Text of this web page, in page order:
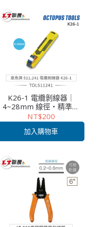
K26-1 電纜剝線器｜
4~28mm 線徑・精準剝
線・工業級・舒適握把・
台灣製造・電子維修／通
訊施工首選
NT$200
加入購物車